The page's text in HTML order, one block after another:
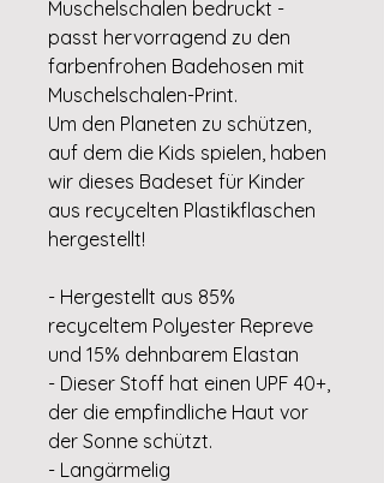
Muschelschalen bedruckt -
passt hervorragend zu den
farbenfrohen Badehosen mit
Muschelschalen-Print.
Um den Planeten zu schützen,
auf dem die Kids spielen, haben
wir dieses Badeset für Kinder
aus recycelten Plastikflaschen
hergestellt!
- Hergestellt aus 85%
recyceltem Polyester Repreve
und 15% dehnbarem Elastan
- Dieser Stoff hat einen UPF 40+,
der die empfindliche Haut vor
der Sonne schützt.
- Langärmelig